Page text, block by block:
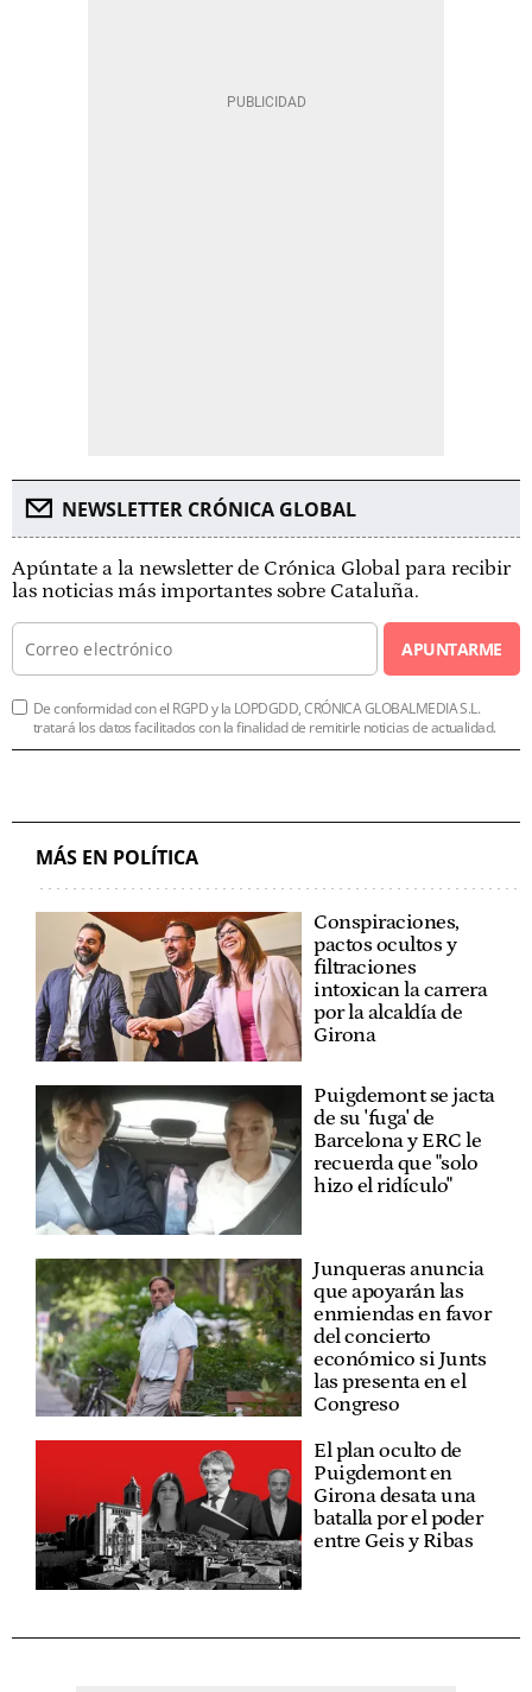
NEWSLETTER CRÓNICA GLOBAL
Apúntate a la newsletter de Crónica Global para recibir
las noticias más importantes sobre Cataluña.
APUNTARME
De conformidad con el RGPD y la LOPDGDD, CRÓNICA GLOBALMEDIA S.L.
tratará los datos facilitados con la finalidad de remitirle noticias de actualidad.
MÁS EN POLÍTICA
Conspiraciones,
pactos ocultos y
filtraciones
intoxican la carrera
por la alcaldía de
Girona
Puigdemont se jacta
de su 'fuga' de
Barcelona y ERC le
recuerda que "solo
hizo el ridículo"
Junqueras anuncia
que apoyarán las
enmiendas en favor
del concierto
económico si Junts
las presenta en el
Congreso
El plan oculto de
Puigdemont en
Girona desata una
batalla por el poder
entre Geis y Ribas